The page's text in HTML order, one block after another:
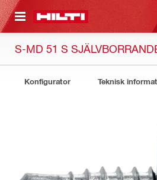
GÅ TILL HUVUDSIDAN
S-MD 51 S
Konfigurator Teknisk